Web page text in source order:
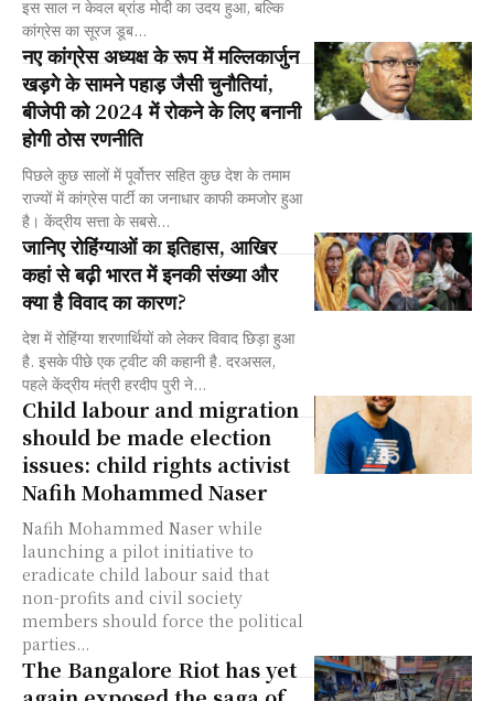
इस साल न केवल ब्रांड मोदी का उदय हुआ, बल्कि
कांग्रेस का सूरज डूब...
नए कांग्रेस अध्यक्ष के रूप में मल्लिकार्जुन
खड़गे के सामने पहाड़ जैसी चुनौतियां,
बीजेपी को 2024 में रोकने के लिए बनानी
होगी ठोस रणनीति
पिछले कुछ सालों में पूर्वोत्तर सहित कुछ देश के तमाम
राज्यों में कांग्रेस पार्टी का जनाधार काफी कमजोर हुआ
है। केंद्रीय सत्ता के सबसे...
जानिए रोहिंग्याओं का इतिहास, आखिर
कहां से बढ़ी भारत में इनकी संख्या और
क्या है विवाद का कारण?
देश में रोहिंग्या शरणार्थियों को लेकर विवाद छिड़ा हुआ
है. इसके पीछे एक ट्वीट की कहानी है. दरअसल,
पहले केंद्रीय मंत्री हरदीप पुरी ने...
Child labour and migration
should be made election
issues: child rights activist
Nafih Mohammed Naser
Nafih Mohammed Naser while
launching a pilot initiative to
eradicate child labour said that
non-profits and civil society
members should force the political
parties...
The Bangalore Riot has yet